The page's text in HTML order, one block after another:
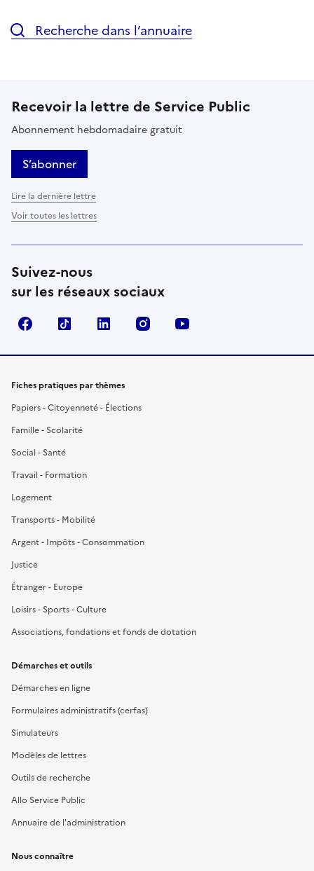
Recherche dans l’annuaire
Recevoir la lettre de Service Public
Abonnement hebdomadaire gratuit
S’abonner
Lire la dernière lettre
Voir toutes les lettres
Suivez-nous
sur les réseaux sociaux
FacebookTikTok LinkedIn Instagram
Fiches pratiques par thèmes
Papiers - Citoyenneté - Élections
Famille - Scolarité
Social - Santé
Travail - Formation
Logement
Transports - Mobilité
Argent - Impôts - Consommation
Justice
Étranger - Europe
Loisirs - Sports - Culture
Associations, fondations et fonds de dotation
Démarches et outils
Démarches en ligne
Formulaires administratifs (cerfas)
Simulateurs
Modèles de lettres
Outils de recherche
Allo Service Public
Annuaire de l'administration
Nous connaître